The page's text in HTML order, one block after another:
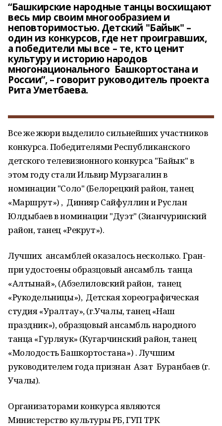
“Башкирские народные танцы восхищают
весь мир своим многообразием и
неповторимостью. Детский "Байык" –
один из конкурсов, где нет проигравших,
а победители мы все – те, кто ценит
культуру и историю народов
многонационального Башкортостана и
России”, – говорит руководитель проекта
Рита Уметбаева.
Все же жюри выделило сильнейших участников
конкурса. Победителями Республиканского
детского телевизионного конкурса "Байык" в
этом году стали Ильвир Мурзагалин в
номинации "Соло" (Белорецкий район, танец
«Маршрут») , Динияр Сайфуллин и Руслан
Юлдыбаев в номинации "Дуэт" (Зианчуринский
район, танец «Рекрут»).
Лучших ансамблей оказалось несколько. Гран-
при удостоены образцовый ансамбль танца
«Алтынай», (Абзелиловский район, танец
«Рукодельницы»), Детская хореографическая
студия «Уралтау», (г.Учалы, танец «Наш
праздник»), образцовый ансамбль народного
танца «Гурляук» (Кугарчинский район, танец
«Молодость Башкортостана») . Лучшим
руководителем года признан Азат Буранбаев (г.
Учалы).
Организаторами конкурса являются
Министерство культуры РБ, ГУП ТРК